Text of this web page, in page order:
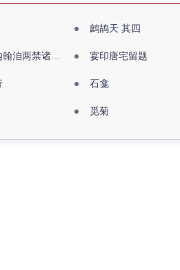
鹧鸪天 其四
诸公出祖佛寺 宴印唐宅留题
石龛
觅菊